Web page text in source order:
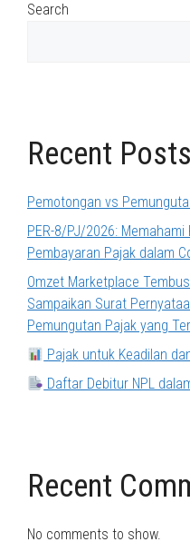
Search
Recent Posts
Pemotongan vs
PER-8/PJ/2026:
Pembayaran Pajak dalam
Omzet Marketplace
Sampaikan Surat
Pemungutan Pajak yang
Pajak untuk Keadilan
Daftar Debitur NPL
Recent
No comments to show.